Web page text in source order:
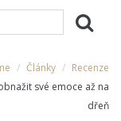
Články
Recenze
své emoce až na
dřeň